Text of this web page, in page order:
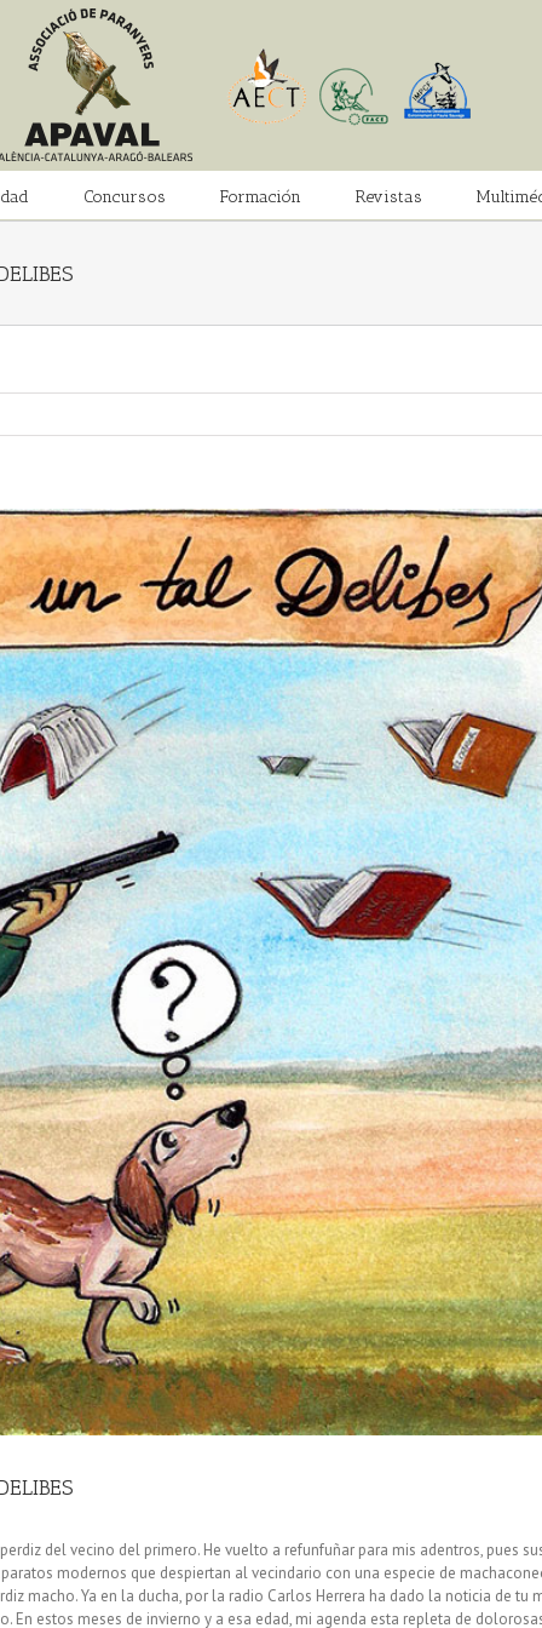
Concursos Formación Revistas
del vecino del primero. He vuelto a refunfuñar para mis adentros, pues
modernos que despiertan al vecindario con una especie de
macho. Ya en la ducha, por la radio Carlos Herrera ha dado la noticia de tu
estos meses de invierno y a esa edad, mi agenda esta repleta de